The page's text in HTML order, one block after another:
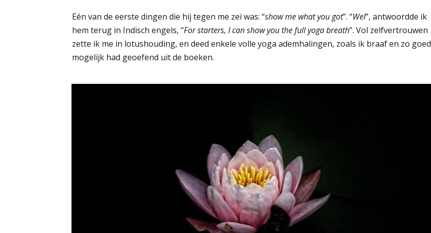
Eén van de eerste dingen die hij tegen me zei was: “show me what you got”. “Wel”, antwoordde ik
hem terug in Indisch engels, “For starters, I can show you the full yoga breath”. Vol zelfvertrouwen
zette ik me in lotushouding, en deed enkele volle yoga ademhalingen, zoals ik braaf en zo goed
mogelijk had geoefend uit de boeken.